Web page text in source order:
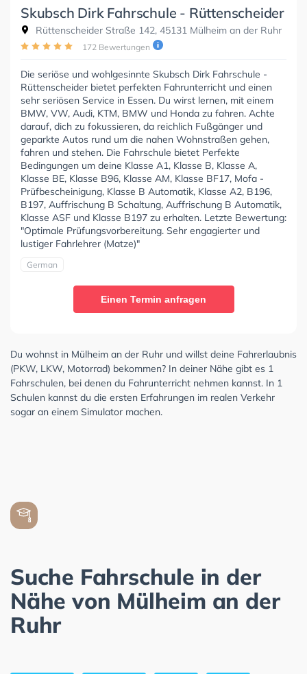
Skubsch Dirk Fahrschule - Rüttenscheider
Rüttenscheider Straße 142, 45131 Mülheim an der Ruhr
172 Bewertungen
Die seriöse und wohlgesinnte Skubsch Dirk Fahrschule -
Rüttenscheider bietet perfekten Fahrunterricht und einen
sehr seriösen Service in Essen. Du wirst lernen, mit einem
BMW, VW, Audi, KTM, BMW und Honda zu fahren. Achte
darauf, dich zu fokussieren, da reichlich Fußgänger und
geparkte Autos rund um die nahen Wohnstraßen gehen,
fahren und stehen. Die Fahrschule bietet Perfekte
Bedingungen um deine Klasse A1, Klasse B, Klasse A,
Klasse BE, Klasse B96, Klasse AM, Klasse BF17, Mofa -
Prüfbescheinigung, Klasse B Automatik, Klasse A2, B196,
B197, Auffrischung B Schaltung, Auffrischung B Automatik,
Klasse ASF und Klasse B197 zu erhalten. Letzte Bewertung:
"Optimale Prüfungsvorbereitung. Sehr engagierter und
lustiger Fahrlehrer (Matze)"
German
Einen Termin anfragen
Du wohnst in Mülheim an der Ruhr und willst deine Fahrerlaubnis
(PKW, LKW, Motorrad) bekommen? In deiner Nähe gibt es 1
Fahrschulen, bei denen du Fahrunterricht nehmen kannst. In 1
Schulen kannst du die ersten Erfahrungen im realen Verkehr
sogar an einem Simulator machen.
Suche Fahrschule in der
Nähe von Mülheim an der
Ruhr